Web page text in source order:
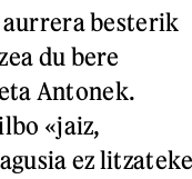
aurrera besterik
du bere
Antonek.
«jaiz,
ez